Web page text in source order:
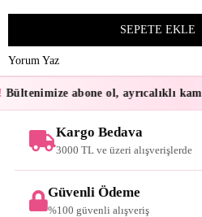
Yorum Yaz
Bültenimize abone ol, ayrıcalıklı
Kargo Bedava
3000 TL ve üzeri alışverişlerde
Güvenli Ödeme
%100 güvenli alışveriş